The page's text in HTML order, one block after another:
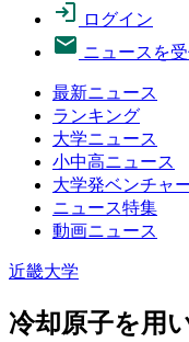
ログイン
ニュースを
最新ニュース
ランキング
大学ニュース
小中高ニュース
大学発ベンチャ
ニュース特集
動画ニュース
近畿大学
冷却原子を用